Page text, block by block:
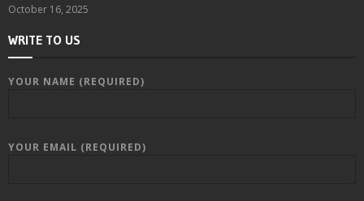
October 16, 2025
WRITE TO US
YOUR NAME (REQUIRED)
YOUR EMAIL (REQUIRED)